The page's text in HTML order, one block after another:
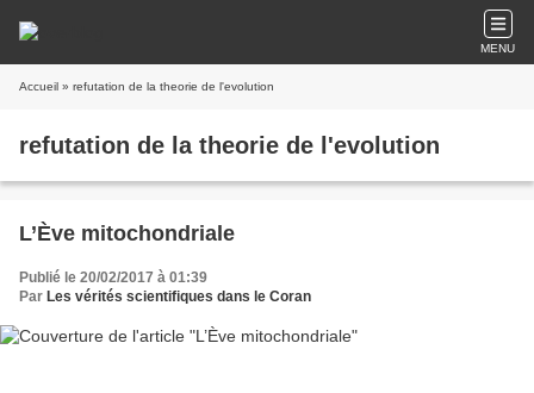
MENU
Accueil » refutation de la theorie de l'evolution
refutation de la theorie de l'evolution
L’Ève mitochondriale
Publié le 20/02/2017 à 01:39
Par Les vérités scientifiques dans le Coran